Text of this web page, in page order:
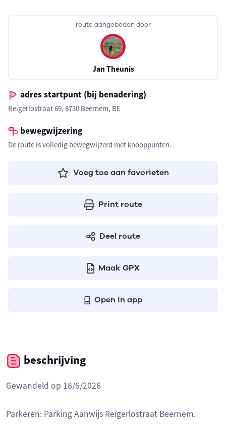
route aangeboden door
Jan Theunis
adres startpunt (bij benadering)
Reigerlostraat 69, 8730 Beernem, BE
bewegwijzering
De route is volledig bewegwijzerd met knooppunten.
Voeg toe aan favorieten
Print route
Deel route
Maak GPX
Open in app
beschrijving
Gewandeld op 18/6/2026
Parkeren: Parking Aanwijs Reigerlostraat Beernem.